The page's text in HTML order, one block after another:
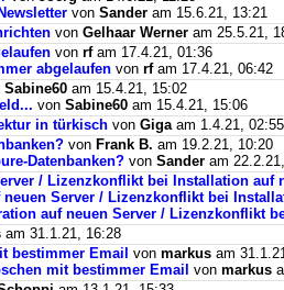
von Sander am 15.6.21, 13:21
von Gelhaar Werner am 25.5.21,
von rfam 17.4.21, 01:36
abgelaufen von rfam 17.4.21, 06:42
Sabine60 am 15.4.21, 15:02
von Sabine60 am 15.4.21, 15:06
in türkisch von Gigaam 1.4.21, 02:55
von Frank B. am 19.2.21, 10:20
Datenbanken? von Sander am
/ Lizenzkonflikt bei Installation auf
neuen Server / Lizenzkonflikt bei
auf neuen Server / Lizenzkonflikt
am 31.1.21, 16:28
bestimmer Email von markus am
mit bestimmer Email von markus